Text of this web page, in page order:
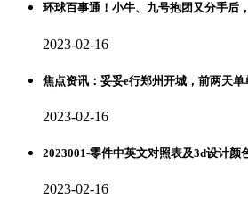
环球百事通！小牛、九号抱团又分手后
2023-02-16
焦点资讯：妥妥e行郑州开城，前两天单
2023-02-16
2023001-零件中英文对照表及3d设计颜
2023-02-16